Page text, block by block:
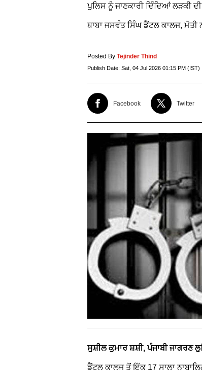
ਪੁਲਿਸ ਨੂੰ ਜਾਣਕਾਰੀ ਦਿੰਦਿਆਂ ਲੜਕੀ
ਬਾਬਾ ਜਸਵੰਤ ਸਿੰਘ ਡੈਂਟਲ ਕਾਲਜ,
Posted By Tejinder Thind
Publish Date: Sat, 04 Jul 2026 01:15 PM (IST)
Facebook Twitter
ਸੁਸ਼ੀਲ ਕੁਮਾਰ ਸ਼ਸ਼ੀ, ਪੰਜਾਬੀ ਜਾਗਰਣ
ਡੈਂਟਲ ਕਾਲਜ ਤੋਂ ਇੱਕ 17 ਸਾਲਾ